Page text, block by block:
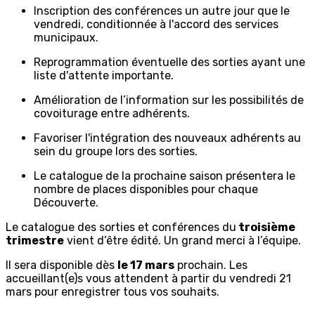
Inscription des conférences un autre jour que le
vendredi, conditionnée à l'accord des services
municipaux.
Reprogrammation éventuelle des sorties ayant une
liste d'attente importante.
Amélioration de l’information sur les possibilités de
covoiturage entre adhérents.
Favoriser l'intégration des nouveaux adhérents au
sein du groupe lors des sorties.
Le catalogue de la prochaine saison présentera le
nombre de places disponibles pour chaque
Découverte.
Le catalogue des sorties et conférences du troisième
trimestre vient d’être édité. Un grand merci à l’équipe.
Il sera disponible dès le 17 mars prochain. Les
accueillant(e)s vous attendent à partir du vendredi 21
mars pour enregistrer tous vos souhaits.